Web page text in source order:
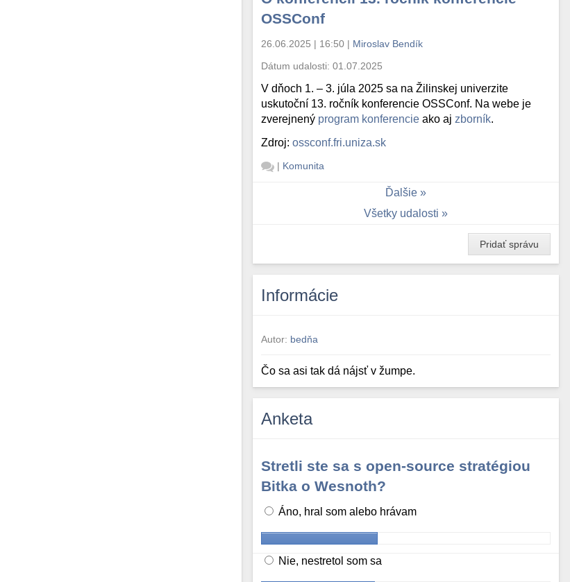
OSSConf
26.06.2025 | 16:50 | Miroslav Bendík
Dátum udalosti:01.07.2025
V dňoch 1. – 3. júla 2025 sa na Žilinskej univerzite
uskutoční 13. ročník konferencie OSSConf. Na webe je
zverejnený program konferencie ako aj zborník.
Zdroj:ossconf.fri.uniza.sk
| Komunita
Ďalšie
Všetky udalosti
Pridať správu
Informácie
Autor: bedňa
Čo sa asi tak dá nájsť v žumpe.
Anketa
Stretli ste sa s open-source stratégiou
Bitka o Wesnoth?
Áno, hral som alebo hrávam
Nie, nestretol som sa